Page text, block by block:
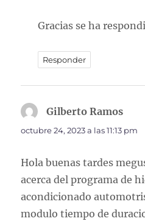
Gracias se ha
Responder
Gilberto Ramos
octubre 24, 2023 a las 11:13 pm
Hola buenas tardes
acerca del programa de
acondicionado
modulo tiempo de